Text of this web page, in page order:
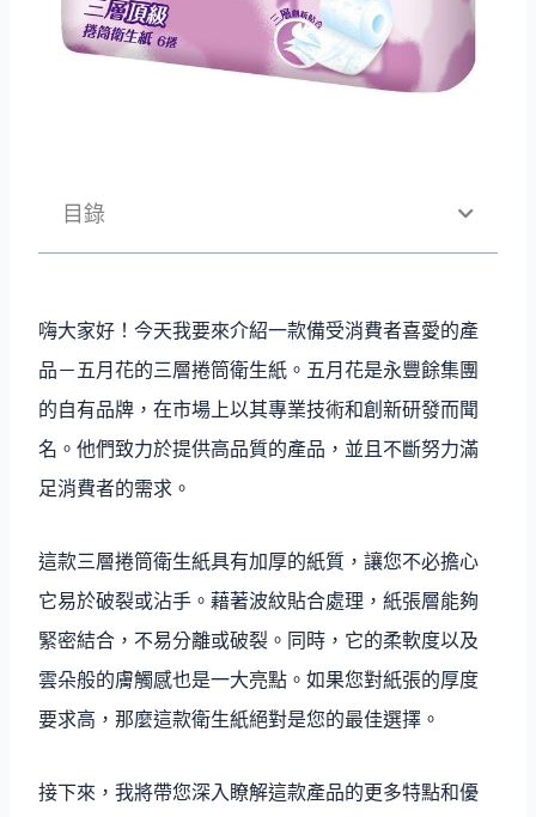
目錄
嗨大家好！今天我要來介紹一款備受消費者喜愛的產
品－五月花的三層捲筒衛生紙。五月花是永豐餘集團
的自有品牌，在市場上以其專業技術和創新研發而聞
名。他們致力於提供高品質的產品，並且不斷努力滿
足消費者的需求。
這款三層捲筒衛生紙具有加厚的紙質，讓您不必擔心
它易於破裂或沾手。藉著波紋貼合處理，紙張層能夠
緊密結合，不易分離或破裂。同時，它的柔軟度以及
雲朵般的膚觸感也是一大亮點。如果您對紙張的厚度
要求高，那麼這款衛生紙絕對是您的最佳選擇。
接下來，我將帶您深入瞭解這款產品的更多特點和優